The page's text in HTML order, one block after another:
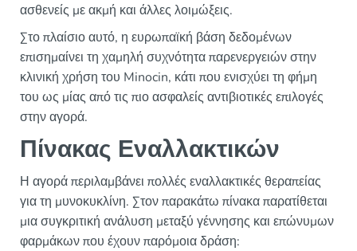
ασθενείς με ακμή και άλλες λοιμώξεις.
Στο πλαίσιο αυτό, η ευρωπαϊκή βάση δεδομένων
επισημαίνει τη χαμηλή συχνότητα παρενεργειών στην
κλινική χρήση του Minocin, κάτι που ενισχύει τη φήμη
του ως μίας από τις πιο ασφαλείς αντιβιοτικές επιλογές
στην αγορά.
Πίνακας Εναλλακτικών
Η αγορά περιλαμβάνει πολλές εναλλακτικές θεραπείας
για τη μυνοκυκλίνη. Στον παρακάτω πίνακα παρατίθεται
μια συγκριτική ανάλυση μεταξύ γέννησης και επώνυμων
φαρμάκων που έχουν παρόμοια δράση: